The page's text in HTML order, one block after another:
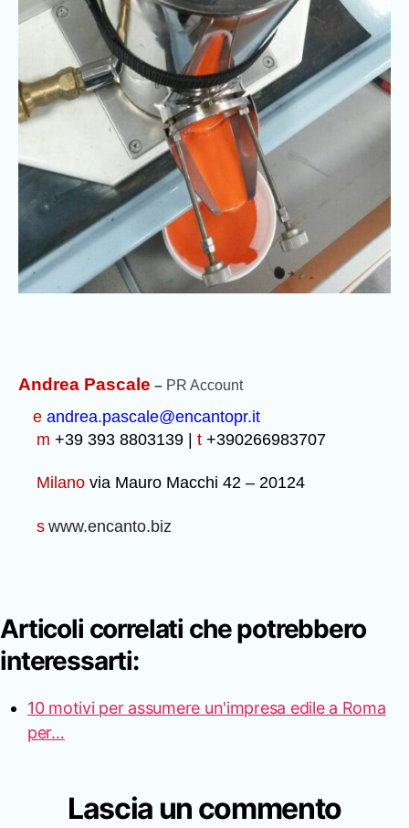
Andrea Pascale – PR Account
e andrea.pascale@encantopr.it
m +39 393 8803139 | t +390266983707
Milano via Mauro Macchi 42 – 20124
s www.encanto.biz
Articoli correlati che potrebbero
interessarti:
10 motivi per assumere un'impresa edile a Roma
per…
Lascia un commento